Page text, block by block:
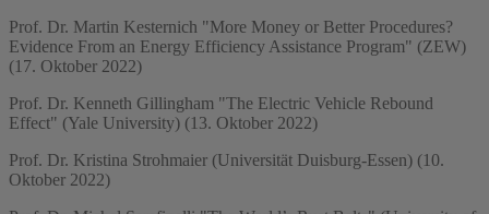
Prof. Dr. Martin Kesternich "More Money or Better Procedures?
Evidence From an Energy Efficiency Assistance Program" (ZEW)
(17. Oktober 2022)
Prof. Dr. Kenneth Gillingham "The Electric Vehicle Rebound
Effect" (Yale University) (13. Oktober 2022)
Prof. Dr. Kristina Strohmaier (Universität Duisburg-Essen) (10.
Oktober 2022)